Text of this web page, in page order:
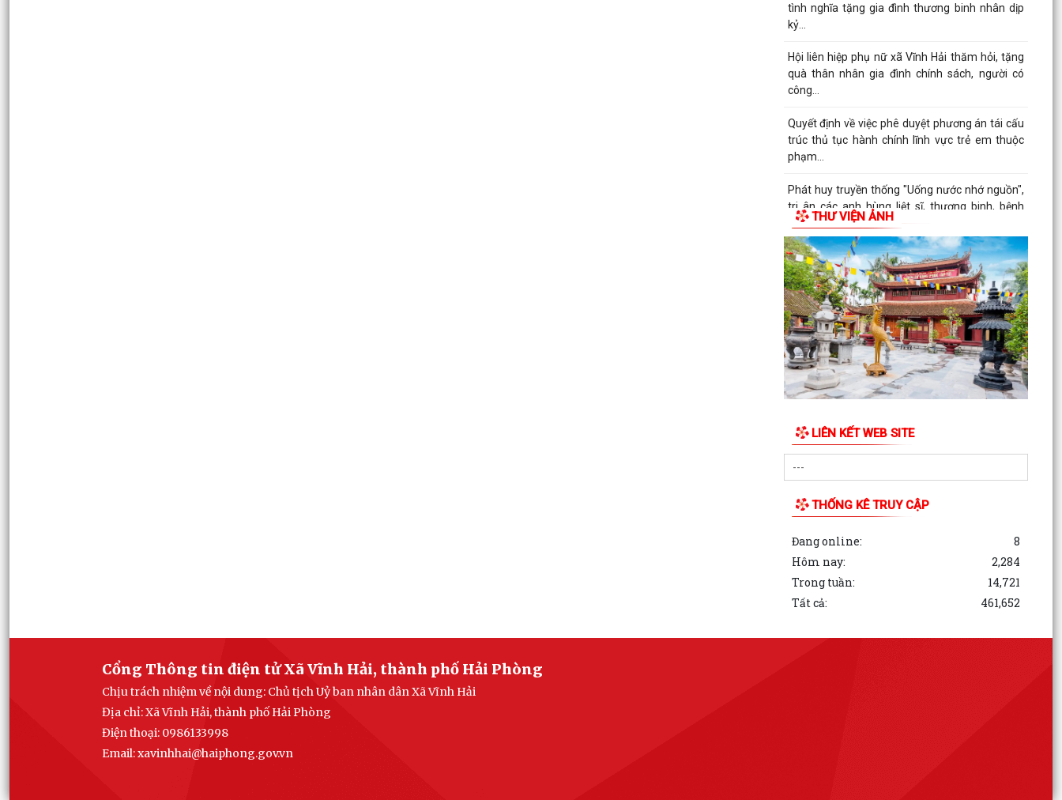
tình nghĩa tặng gia đình thương binh nhân dịp
kỷ...
Hội liên hiệp phụ nữ xã Vĩnh Hải thăm hỏi, tặng
quà thân nhân gia đình chính sách, người có
công...
Quyết định về việc phê duyệt phương án tái cấu
trúc thủ tục hành chính lĩnh vực trẻ em thuộc
phạm...
Phát huy truyền thống "Uống nước nhớ nguồn",
tri ân các anh hùng liệt sĩ, thương binh, bệnh
binh và...
Xã Vĩnh Hải tổ chức Hội nghị gặp mặt, tri ân
nhân kỷ niệm 79 năm Ngày Thương binh - Liệt
sĩ...
THƯ VIỆN ẢNH
LIÊN KẾT WEB SITE
THỐNG KÊ TRUY CẬP
Đang online:
8
Hôm nay:
2,284
Trong tuần:
14,721
Tất cả:
461,652
Cổng Thông tin điện tử Xã Vĩnh Hải, thành phố Hải Phòng
Chịu trách nhiệm về nội dung: Chủ tịch Uỷ ban nhân dân Xã Vĩnh Hải
Địa chỉ: Xã Vĩnh Hải, thành phố Hải Phòng
Điện thoại: 0986133998
Email: xavinhhai@haiphong.gov.vn